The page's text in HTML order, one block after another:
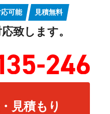
可能 見積無料
致します。
見積もり